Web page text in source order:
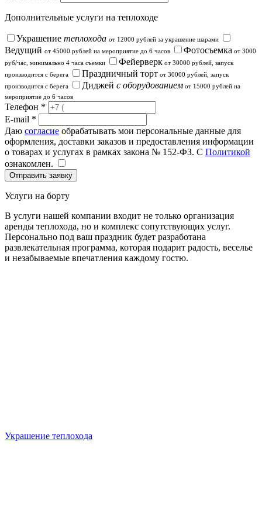
Дополнительные услуги на теплоходе
Украшение теплохода от 12000 рублей за украшение шарами
Ведущий от 45000 рублей на мероприятие до 6 часов Фотосъемка от 3000
руб/час, минимально 4 часа съемки
Фейерверк от 30000 рублей, запуск
производится с берега
Праздничный торт от 30000 рублей, запуск
производится с берега
Диджей с оборудованием от 15000 рублей на
мероприятие до 6 часов
Телефон *
E-mail *
Даю согласие обрабатывать мои персональные данные для
оформления, доставки заказов и предоставления информации
о товарах и услугах в рамках закона № 152-ФЗ. С Политикой
ознакомлен.
Услуги на борту
В услуги нашей компании входит не только организация
аренды теплохода, но и комплекс сопутствующих услуг.
Персонально под ваш праздник будет разработана
развлекательная программа, которая подарит радость, веселье
и незабываемые впечатления каждому гостю.
Украшение теплохода